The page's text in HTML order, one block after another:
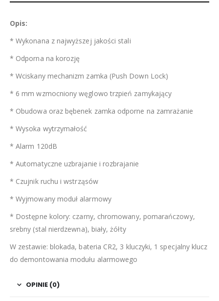
Opis:
* Wykonana z najwyższej jakości stali
* Odporna na korozję
* Wciskany mechanizm zamka (Push Down Lock)
* 6 mm wzmocniony węglowo trzpień zamykający
* Obudowa oraz bębenek zamka odporne na zamrażanie
* Wysoka wytrzymałość
* Alarm 120dB
* Automatyczne uzbrajanie i rozbrajanie
* Czujnik ruchu i wstrząsów
* Wyjmowany moduł alarmowy
* Dostępne kolory: czarny, chromowany, pomarańczowy,
srebny (stal nierdzewna), biały, żółty
W zestawie: blokada, bateria CR2, 3 kluczyki, 1 specjalny klucz
do demontowania modułu alarmowego
OPINIE (0)